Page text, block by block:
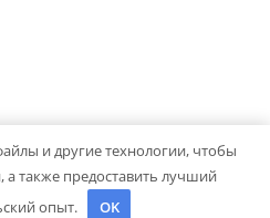
Все Руки. Powered byColorMag
и другие технологии, чтобы
также предоставить лучший
опыт.
OK